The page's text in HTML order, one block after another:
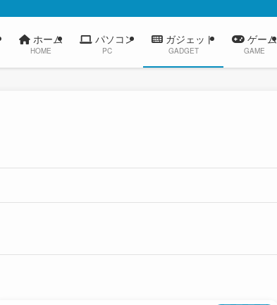
ホーム
HOME
パソコン
PC
ガジェット
GADGET
ゲーム
GAME